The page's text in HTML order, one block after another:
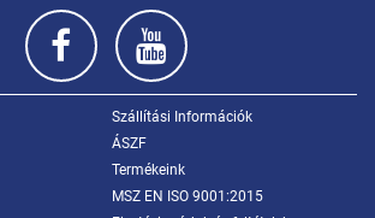
Szállítási Információk
ÁSZF
Termékeink
MSZ EN ISO 9001:2015